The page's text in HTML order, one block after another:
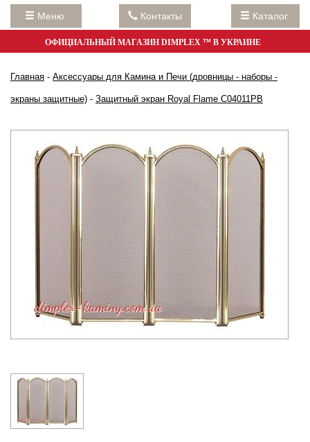
Меню Контакты Каталог
ОФИЦИАЛЬНЫЙ МАГАЗИН DIMPLEX ™ В УКРАИНЕ
Главная - Аксессуары для Камина и Печи (дровницы - наборы -
экраны защитные) - Защитный экран Royal Flame C04011PB